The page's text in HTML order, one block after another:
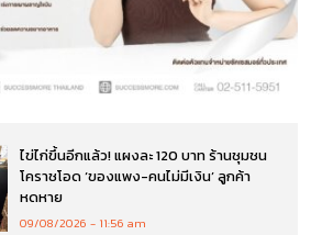
ไข่ไก่ขึ้นอีกแล้ว! แผงละ 120 บาท ร้านชุมชน
โคราชโอด ‘ของแพง-คนไม่มีเงิน’ ลูกค้า
หดหาย
09/08/2026 11:56 am